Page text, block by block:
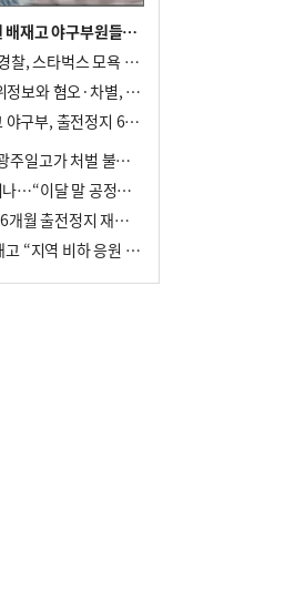
"스타벅스 가야지" 응원 배재고 야구부원들, 학교서 징계 처분
‘탱크데이’ 다시 불지핀 경찰, 스타벅스 모욕 혐의 압수수색
차정인 국교위원장 “허위정보와 혐오·차별, 학교 교실까지 유입"
‘5·18 폄훼 응원’ 배재고 야구부, 출전정지 6개월→1개월 감경
배재고 야구부 불송치 “광주일고가 처벌 불원 의사 표해”
배재고 야구부 징계 풀리나…“이달 말 공정위서 재심의”
‘스벅 구호 파문’ 배재고 6개월 출전정지 재심 신청키로
광주 찾아 고개 숙인 배재고 “지역 비하 응원 잘못”(종합)